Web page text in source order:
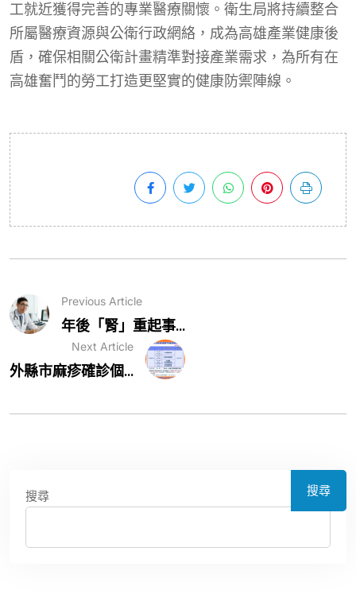
工就近獲得完善的專業醫療關懷。衛生局將持續整合
所屬醫療資源與公衛行政網絡，成為高雄產業健康後
盾，確保相關公衛計畫精準對接產業需求，為所有在
高雄奮鬥的勞工打造更堅實的健康防禦陣線。
Previous Article
年後「腎」重起事...
Next Article
外縣市麻疹確診個...
搜尋 搜尋